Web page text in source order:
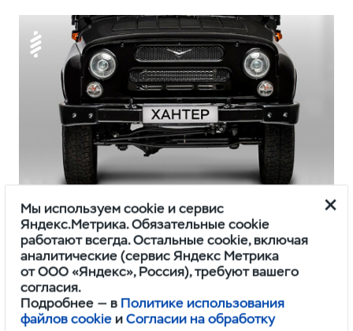
Подвеска
Передняя пружинная подвеска
обеспечивает хорошую управляемость,
комфорт для пассажиров и проста
в обслуживании.
Мы используем cookie и сервис
Яндекс.Метрика. Обязательные cookie
работают всегда. Остальные cookie, включая
аналитические (сервис Яндекс Метрика
от ООО «Яндекс», Россия), требуют вашего
согласия.
Подробнее — в Политике использования
файлов cookie иСогласии на обработку